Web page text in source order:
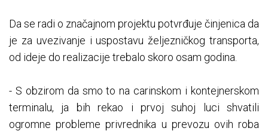
Da se radi o značajnom projektu potvrđuje činjenica da
je za uvezivanje i uspostavu željezničkog transporta,
od ideje do realizacije trebalo skoro osam godina.
- S obzirom da smo to na carinskom i kontejnerskom
terminalu, ja bih rekao i prvoj suhoj luci shvatili
ogromne probleme privrednika u prevozu ovih roba